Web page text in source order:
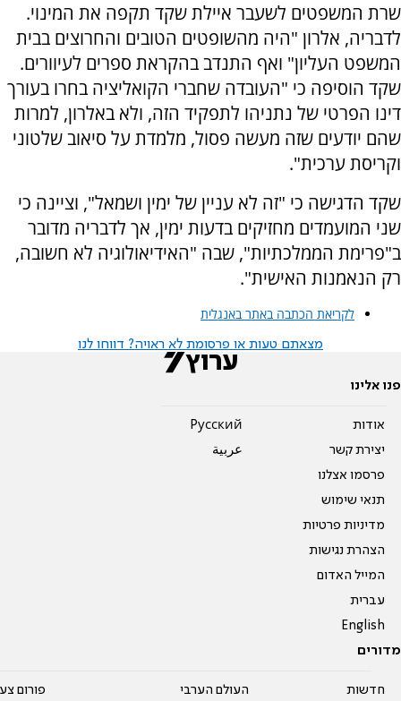
שרת המשפטים לשעבר איילת שקד תקפה את המינוי.
לדבריה, אלרון "היה מהשופטים הטובים והחרוצים בבית
המשפט העליון" ואף התנדב בהקראת ספרים לעיוורים.
שקד הוסיפה כי "העובדה שחברי הקואליציה בחרו בעורך
דינו הפרטי של נתניהו לתפקיד הזה, ולא באלרון, למרות
שהם יודעים שזה מעשה פסול, מלמדת על סיאוב שלטוני
וקריסת ערכית".
שקד הדגישה כי "זה לא עניין של ימין ושמאל", וציינה כי
שני המועמדים מחזיקים בדעות ימין, אך לדבריה מדובר
ב"פרימת הממלכתיות", שבה "האידיאולוגיה לא חשובה,
רק הנאמנות האישית".
לקריאת הכתבה באתר באנגלית
מצאתם טעות או פרסומת לא ראויה? דווחו לנו
פנו אלינו
אודות
יצירת קשר
פרסמו אצלנו
תנאי שימוש
מדיניות פרטיות
הצהרת נגישות
המייל האדום
עברית
English
Pусский
عربية
מדורים
חדשות העולם הערבי פורום